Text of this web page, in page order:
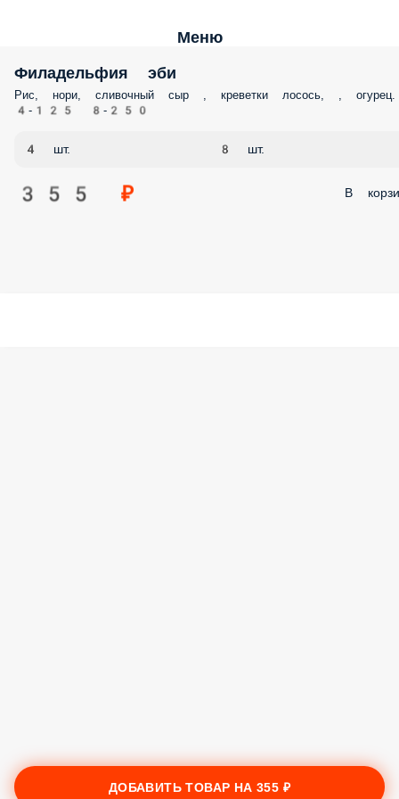
Меню
Филадельфия эби
Рис, нори, сливочный сыр , креветки лосось, , огурец.
4-125 8-250
4 шт. 8 шт.
355 ₽ В
ДОБАВИТЬ ТОВАР НА355 ₽